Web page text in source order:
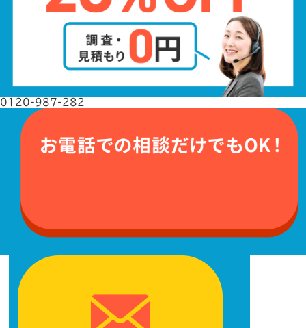
0120-987-282